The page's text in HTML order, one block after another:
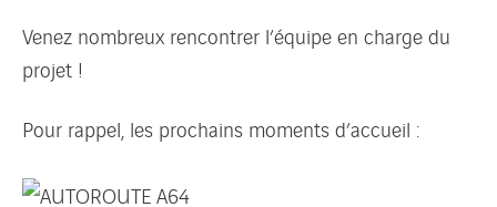
Venez nombreux rencontrer l’équipe en charge du
projet !
Pour rappel, les prochains moments d’accueil :